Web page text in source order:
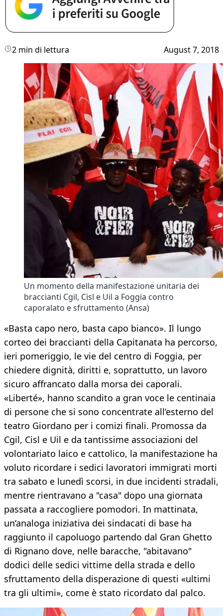
2 min di lettura August 7, 2018
Un momento della manifestazione unitaria dei
braccianti Cgil, Cisl e Uil a Foggia contro
caporalato e sfruttamento (Ansa)
«Basta capo nero, basta capo bianco». Il lungo
corteo dei braccianti della Capitanata ha percorso,
ieri pomeriggio, le vie del centro di Foggia, per
chiedere dignità, diritti e, soprattutto, un lavoro
sicuro affrancato dalla morsa dei caporali.
«Liberté», hanno scandito a gran voce le centinaia
di persone che si sono concentrate all’esterno del
teatro Giordano per i comizi finali. Promossa da
Cgil, Cisl e Uil e da tantissime associazioni del
volontariato laico e cattolico, la manifestazione ha
voluto ricordare i sedici lavoratori immigrati morti
tra sabato e lunedì scorsi, in due incidenti stradali,
mentre rientravano a "casa" dopo una giornata
passata a raccogliere pomodori. In mattinata,
un’analoga iniziativa dei sindacati di base ha
raggiunto il capoluogo partendo dal Gran Ghetto
di Rignano dove, nelle baracche, "abitavano"
dodici delle sedici vittime della strada e dello
sfruttamento della disperazione di questi «ultimi
tra gli ultimi», come è stato ricordato dal palco.